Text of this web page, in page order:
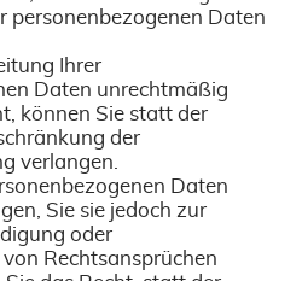
personenbezogenen Daten
Ihrer
Daten unrechtmäßig
können Sie statt der
der
verlangen.
Daten
Sie sie jedoch zur
oder
Rechtsansprüchen